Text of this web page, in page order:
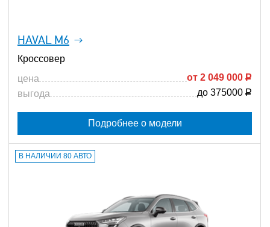
HAVAL M6
Кроссовер
цена
от 2 049 000 Р
выгода
до 375000 Р
Подробнее о модели
В НАЛИЧИИ 80 АВТО